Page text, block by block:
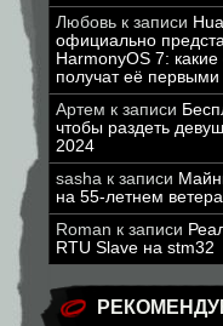
Любовь к записи
официально
HarmonyOS 7:
получат её первыми
Артем к записи
чтобы раздеть
2024
sasha к записи
на 55-летнем
Roman к записи
RTU Slave на stm32